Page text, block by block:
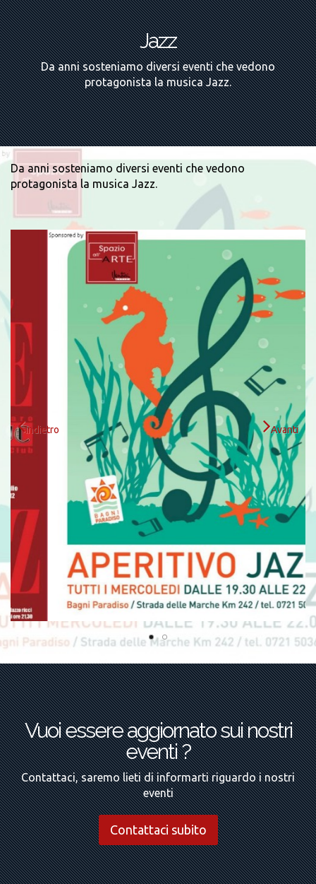
Jazz
Da anni sosteniamo diversi eventi che vedono
protagonista la musica Jazz.
Da anni sosteniamo diversi eventi che vedono
protagonista la musica Jazz.
Indietro Avanti
Vuoi essere aggiornato sui nostri
eventi ?
Contattaci, saremo lieti di informarti riguardo i nostri
eventi
Contattaci subito